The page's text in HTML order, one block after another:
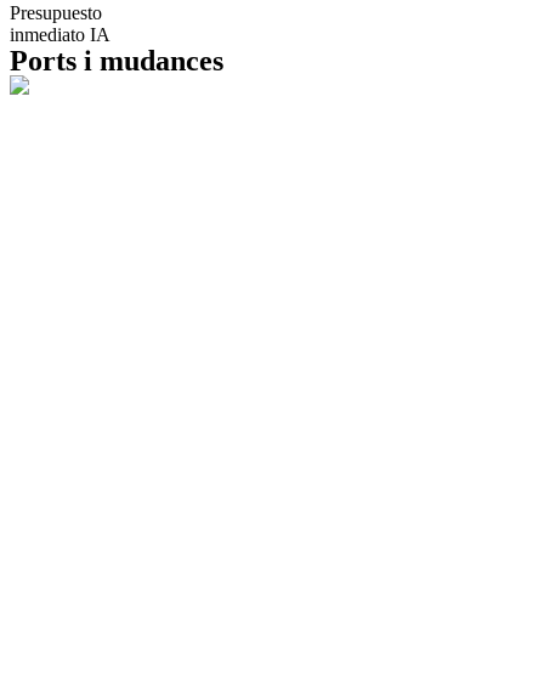
Presupuesto
inmediato IA
Ports i mudances